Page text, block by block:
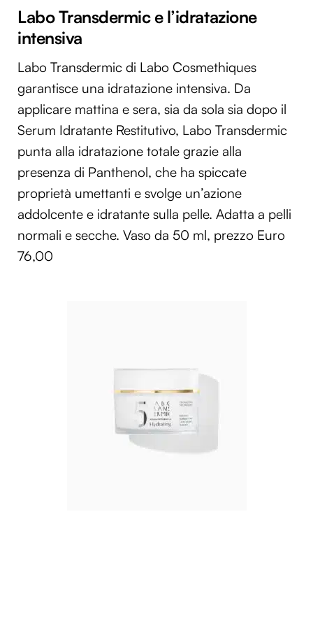
Labo Transdermic e l’idratazione
intensiva
Labo Transdermic di Labo Cosmethiques
garantisce una idratazione intensiva. Da
applicare mattina e sera, sia da sola sia dopo il
Serum Idratante Restitutivo, Labo Transdermic
punta alla idratazione totale grazie alla
presenza di Panthenol, che ha spiccate
proprietà umettanti e svolge un’azione
addolcente e idratante sulla pelle. Adatta a pelli
normali e secche. Vaso da 50 ml, prezzo Euro
76,00